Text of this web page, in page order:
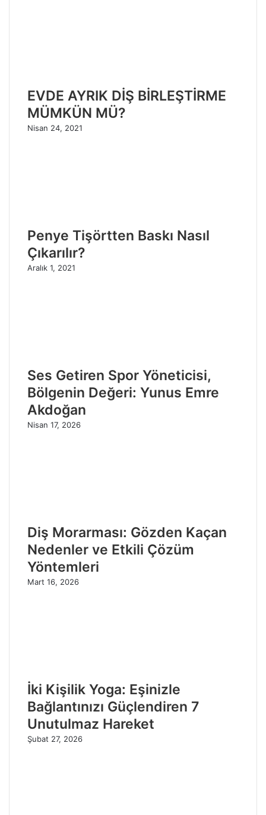
EVDE AYRIK DİŞ BİRLEŞTİRME
MÜMKÜN MÜ?
Nisan 24, 2021
Penye Tişörtten Baskı Nasıl
Çıkarılır?
Aralık 1, 2021
Ses Getiren Spor Yöneticisi,
Bölgenin Değeri: Yunus Emre
Akdoğan
Nisan 17, 2026
Diş Morarması: Gözden Kaçan
Nedenler ve Etkili Çözüm
Yöntemleri
Mart 16, 2026
İki Kişilik Yoga: Eşinizle
Bağlantınızı Güçlendiren 7
Unutulmaz Hareket
Şubat 27, 2026